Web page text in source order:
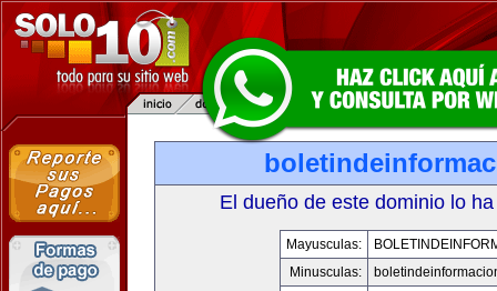
El dueño de este dominio lo
Mayusculas:
Minusculas: